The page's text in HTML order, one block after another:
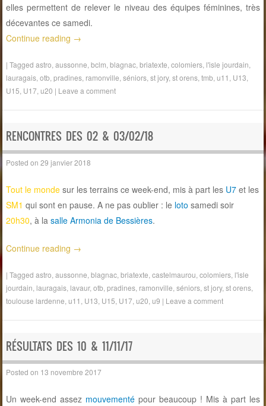
elles permettent de relever le niveau des équipes féminines, très
décevantes ce samedi.
Continue reading →
|Taggedastro ,aussonne ,bclm ,blagnac ,briatexte ,colomiers l'isle jourdain
lauragais ,otb ,pradines ramonville ,séniors ,st jory,st orens ,tmb ,u11 U13
U15 U17 ,u20 | Leave a comment
RENCONTRES DES 02 & 03/02/18
Posted on29 janvier 2018
Tout le monde sur les terrains ce week-end, mis à part les U7 et les
SM1 qui sont en pause. A ne pas oublier : le loto samedi soir
20h30, à lasalle Armonia de Bessières.
Continue reading →
|Taggedastro ,aussonne ,blagnac ,briatexte ,castelmaurou ,colomiers l'isle
jourdain lauragais lavaur,otb ,pradines ramonville ,séniors ,st jory,st orens
toulouse lardenne ,u11 U13 U15 U17 ,u20 ,u9 | Leave a comment
RÉSULTATS DES 10 & 11/11/17
Posted on 13 novembre 2017
Un week-end assez mouvementé pour beaucoup ! Mis à part les